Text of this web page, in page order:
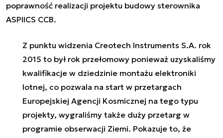
poprawność realizacji projektu budowy sterownika
ASPIICS CCB.
Z punktu widzenia Creotech Instruments S.A. rok
2015 to był rok przełomowy ponieważ uzyskaliśmy
kwalifikacje w dziedzinie montażu elektroniki
lotnej, co pozwala na start w przetargach
Europejskiej Agencji Kosmicznej na tego typu
projekty, wygraliśmy także duży przetarg w
programie obserwacji Ziemi. Pokazuje to, że